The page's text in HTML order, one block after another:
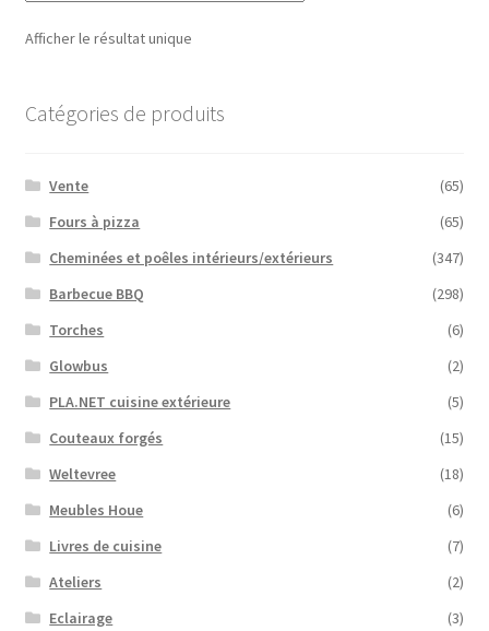
Afficher le résultat unique
Catégories de produits
Vente
(65)
Fours à pizza
(65)
Cheminées et poêles intérieurs/extérieurs
(347)
Barbecue BBQ
(298)
Torches
(6)
Glowbus
(2)
PLA.NET cuisine extérieure
(5)
Couteaux forgés
(15)
Weltevree
(18)
Meubles Houe
(6)
Livres de cuisine
(7)
Ateliers
(2)
Eclairage
(3)